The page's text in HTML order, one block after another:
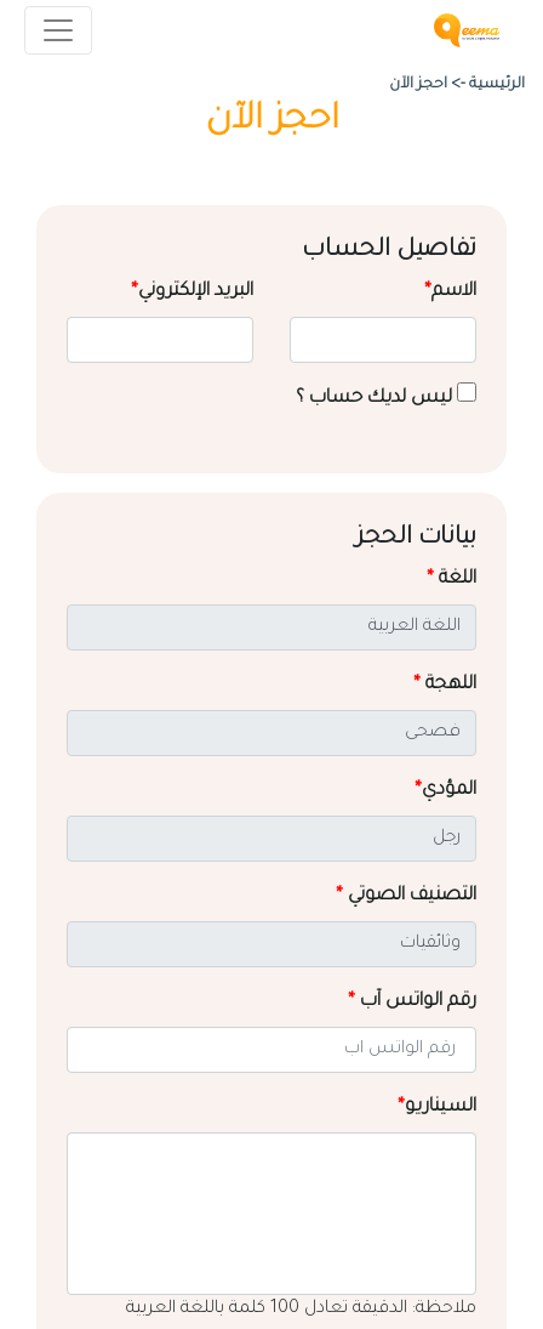
الرئيسية -> احجز الآن
احجز الآن
تفاصيل الحساب
الاسم* البريد الإلكتروني*
ليس لديك حساب ؟
بيانات الحجز
اللغة *
اللهجة *
المؤدي*
التصنيف الصوتي *
رقم الواتس آب *
السيناريو*
ملاحظة: الدقيقة تعادل 100 كلمة باللغة العربية